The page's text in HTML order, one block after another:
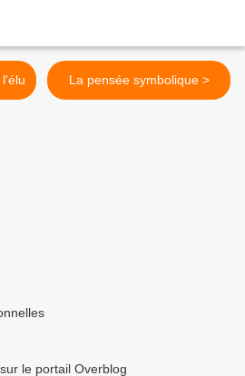
l'élu La pensée symbolique >
le portail Overblog